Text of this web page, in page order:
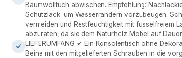
Baumwolltuch abwischen. Empfehlung:
Schutzlack, um Wasserrändern vorzubeugen.
vermeiden und Restfeuchtigkeit mit fusselfreiem
abzuraten, da sie dem Naturholz Möbel auf
LIEFERUMFANG ✔ Ein Konsolentisch ohne
Beine mit den mitgelieferten Schrauben in die